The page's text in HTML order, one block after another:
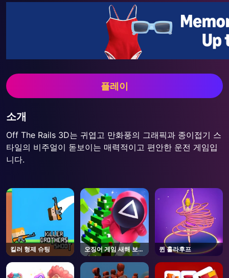
플레이
소개
Off The Rails 3D는 귀엽고 만화풍의 그래픽과 종이접기 스
타일의 비주얼이 돋보이는 매력적이고 편안한 운전 게임입
니다.
킬러 형제 슈팅
오징어 게임 새해 보호
하에
퀸 훌라후프